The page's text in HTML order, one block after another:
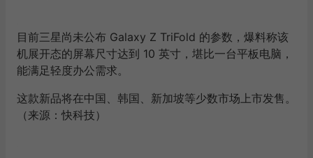
目前三星尚未公布 Galaxy Z TriFold 的参数，爆料称该
机展开态的屏幕尺寸达到 10 英寸，堪比一台平板电脑，
能满足轻度办公需求。
这款新品将在中国、韩国、新加坡等少数市场上市发售。
（来源：快科技）